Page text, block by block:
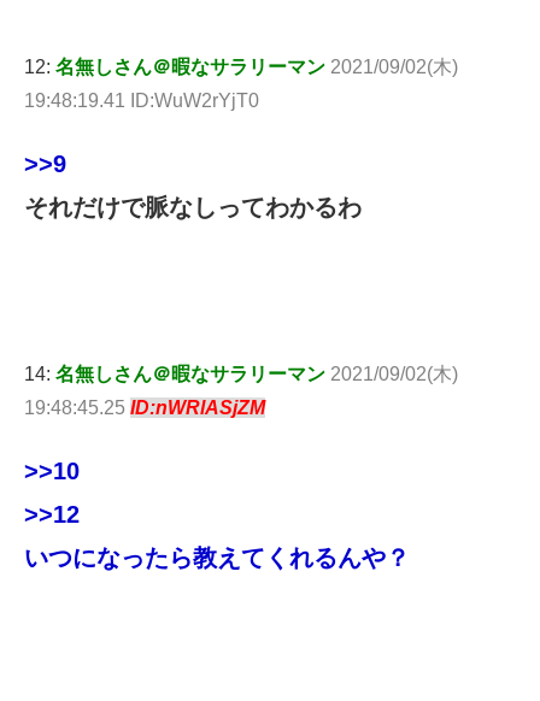
12: 名無しさん＠暇なサラリーマン 2021/09/02(木)
19:48:19.41 ID:WuW2rYjT0
>>9
それだけで脈なしってわかるわ
14: 名無しさん＠暇なサラリーマン 2021/09/02(木)
19:48:45.25 ID:nWRlASjZM
>>10
>>12
いつになったら教えてくれるんや？